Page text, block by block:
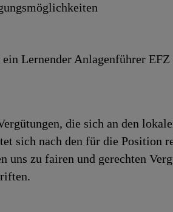
Lernender Anlagenführer
die sich an den
sich nach den für die Position
zu fairen und gerechten